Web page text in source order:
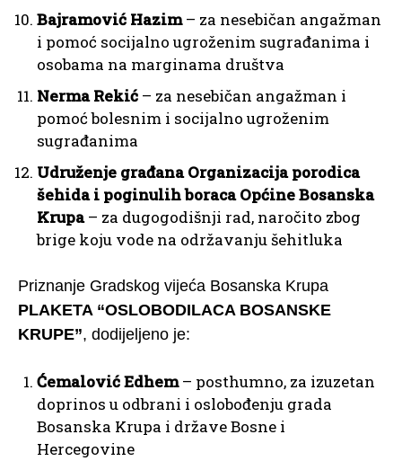
Bajramović Hazim– za nesebičan angažman
i pomoć socijalno ugroženim sugrađanima i
osobama na marginama društva
Nerma Rekić – za nesebičan angažman i
pomoć bolesnim i socijalno ugroženim
sugrađanima
Udruženje građana Organizacija porodica
šehida i poginulih boraca Općine Bosanska
Krupa– za dugogodišnji rad, naročito zbog
brige koju vode na održavanju šehitluka
Priznanje Gradskog vijeća Bosanska Krupa
PLAKETA “OSLOBODILACA BOSANSKE
KRUPE”, dodijeljeno je:
Ćemalović Edhem– posthumno, za izuzetan
doprinos u odbrani i oslobođenju grada
Bosanska Krupa i države Bosne i
Hercegovine